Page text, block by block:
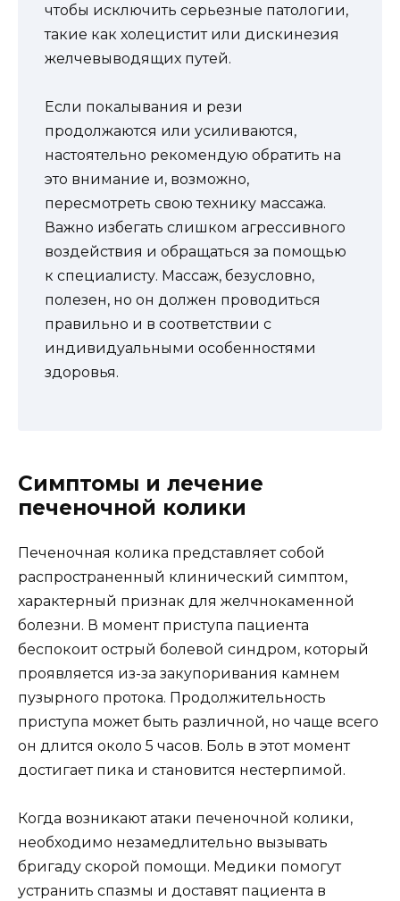
чтобы исключить серьезные патологии,
такие как холецистит или дискинезия
желчевыводящих путей.
Если покалывания и рези
продолжаются или усиливаются,
настоятельно рекомендую обратить на
это внимание и, возможно,
пересмотреть свою технику массажа.
Важно избегать слишком агрессивного
воздействия и обращаться за помощью
к специалисту. Массаж, безусловно,
полезен, но он должен проводиться
правильно и в соответствии с
индивидуальными особенностями
здоровья.
Симптомы и лечение
печеночной колики
Печеночная колика представляет собой
распространенный клинический симптом,
характерный признак для желчнокаменной
болезни. В момент приступа пациента
беспокоит острый болевой синдром, который
проявляется из-за закупоривания камнем
пузырного протока. Продолжительность
приступа может быть различной, но чаще всего
он длится около 5 часов. Боль в этот момент
достигает пика и становится нестерпимой.
Когда возникают атаки печеночной колики,
необходимо незамедлительно вызывать
бригаду скорой помощи. Медики помогут
устранить спазмы и доставят пациента в